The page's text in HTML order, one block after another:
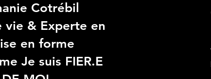
Cotrébil
vie & Experte en
en forme
Je suis FIER.E